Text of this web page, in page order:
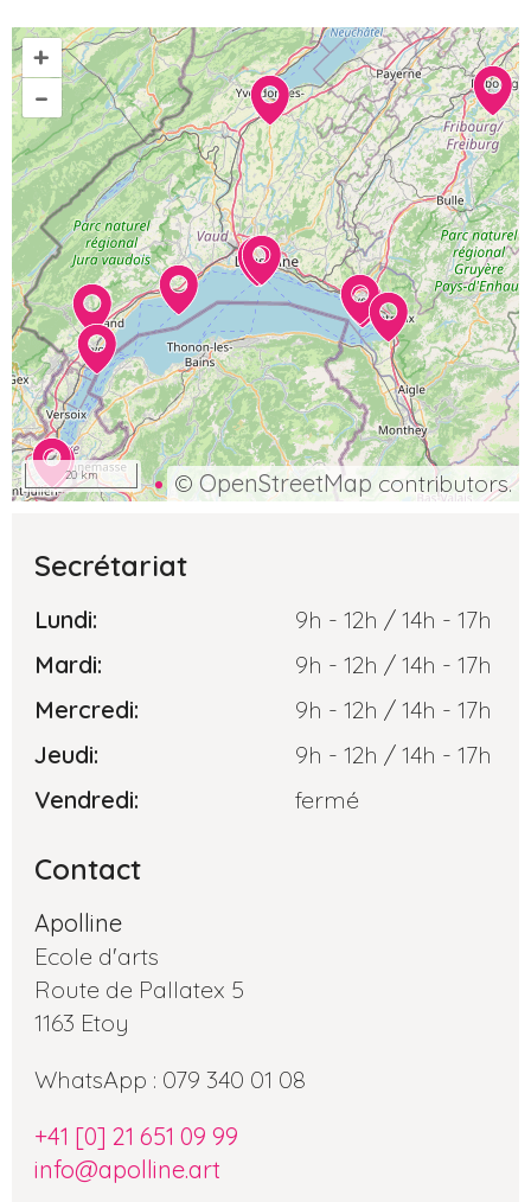
© OpenStreetMap contributors.
+
–
20 km
Secrétariat
Lundi:
9h - 12h / 14h - 17h
Mardi:
9h - 12h / 14h - 17h
Mercredi:
9h - 12h / 14h - 17h
Jeudi:
9h - 12h / 14h - 17h
Vendredi:
fermé
Contact
Apolline
Ecole d'arts
Route de Pallatex 5
1163 Etoy
WhatsApp : 079 340 01 08
+41 [0] 21 651 09 99
info@apolline.art